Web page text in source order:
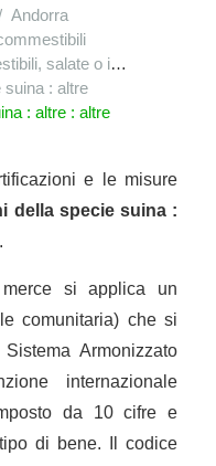
Andorra
e polveri, commestibili, di carni o di frattaglie
suina : altre
: altre : altre
e le misure
della specie suina :
si applica un
comunitaria) che si
Armonizzato
internazionale
da 10 cifre e
di bene. Il codice